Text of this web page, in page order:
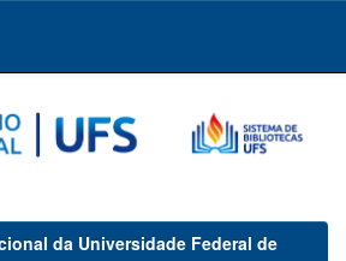
da Universidade Federal de